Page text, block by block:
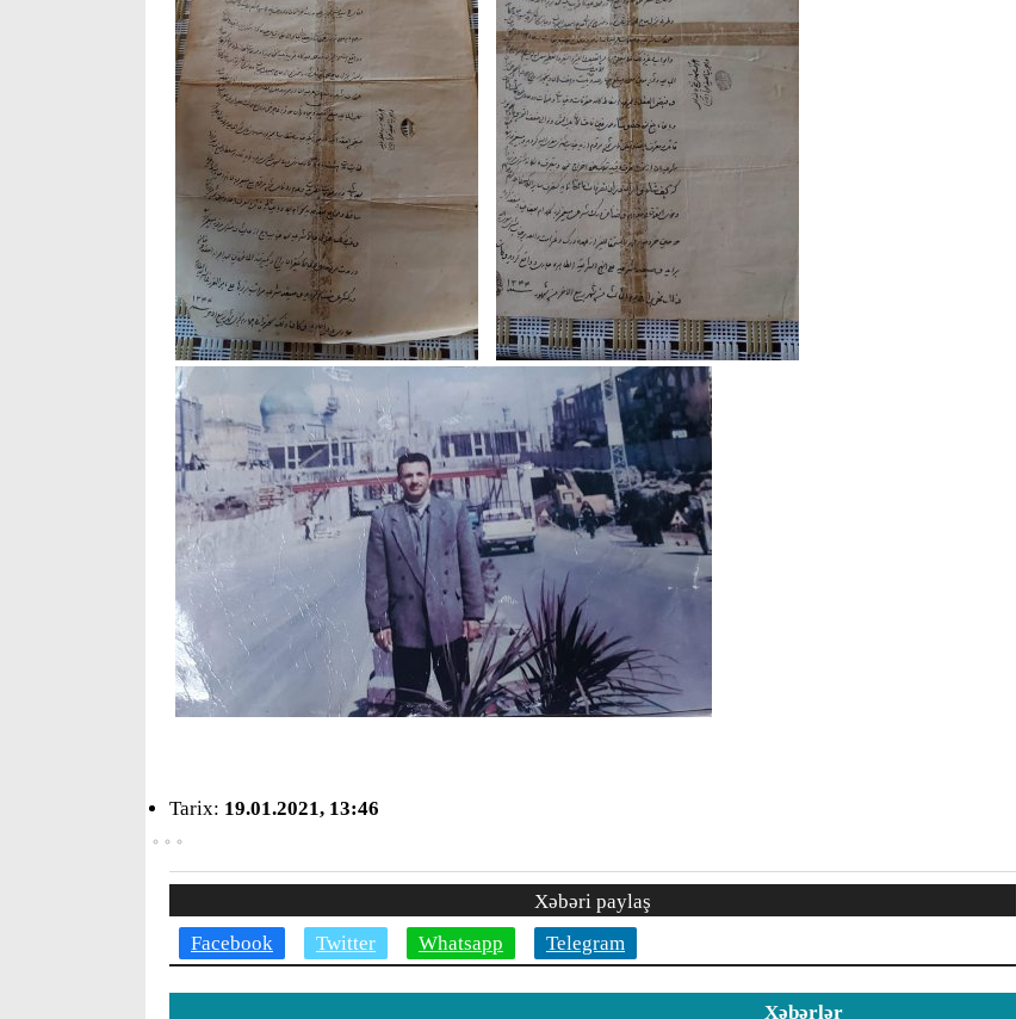
Tarix: 19.01.2021, 13:46
Xəbəri paylaş
Facebook
Twitter Whatsapp Telegram
Xəbərlər